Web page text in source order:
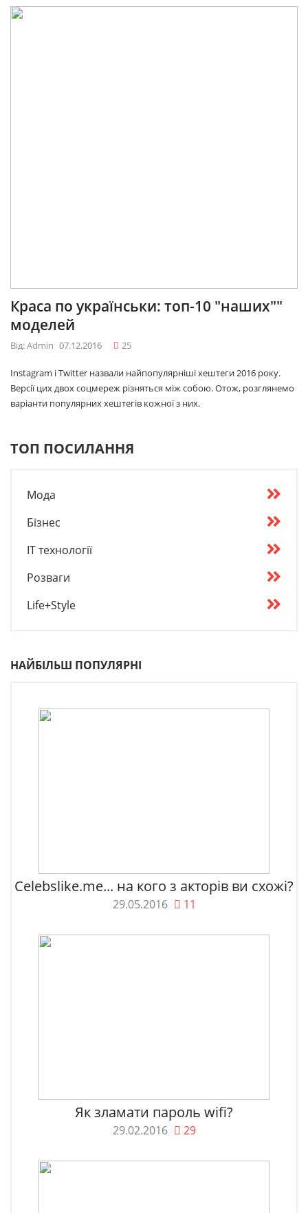
Краса по українськи: топ-10 "наших""
моделей
Від: Admin 07.12.2016 25
Instagram і Twitter назвали найпопулярніші хештеги 2016 року.
Версії цих двох соцмереж різняться між собою. Отож, розглянемо
варіанти популярних хештегів кожної з них.
ТОП ПОСИЛАННЯ
Мода
Бізнес
IT технології
Розваги
Life+Style
НАЙБІЛЬШ ПОПУЛЯРНІ
Celebslike.me... на кого з акторів ви схожі?
29.05.2016 11
Як зламати пароль wifi?
29.02.2016 29